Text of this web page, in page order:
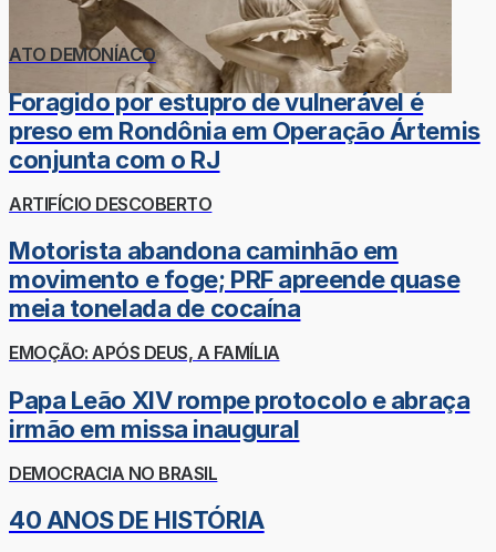
ATO DEMONÍACO
Foragido por estupro de vulnerável é
preso em Rondônia em Operação Ártemis
conjunta com o RJ
ARTIFÍCIO DESCOBERTO
Motorista abandona caminhão em
movimento e foge; PRF apreende quase
meia tonelada de cocaína
EMOÇÃO: APÓS DEUS, A FAMÍLIA
Papa Leão XIV rompe protocolo e abraça
irmão em missa inaugural
DEMOCRACIA NO BRASIL
40 ANOS DE HISTÓRIA